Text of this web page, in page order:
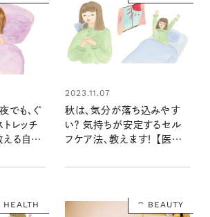
でも、ぐ
レッチ
える自律
2023.11.07
秋は、気分が落ち込みやす
い？ 気持ちが安定するセル
フケア法、教えます！ 【医師
HEALTH BEAUTY